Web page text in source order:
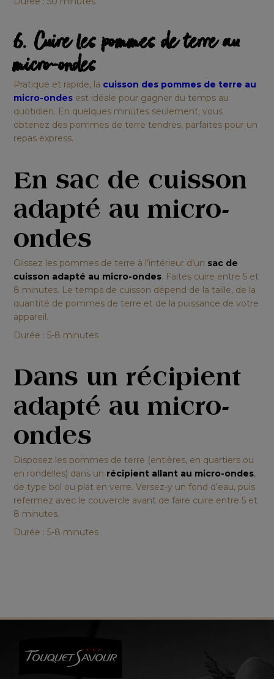
6. Cuire les pommes de terre au
micro-ondes
Pratique et rapide, la cuisson des pommes de terre au
micro-ondes est idéale pour gagner du temps au
quotidien. En quelques minutes seulement, vous
obtenez des pommes de terre tendres, parfaites pour un
repas express.
En sac de cuisson
adapté au micro-
ondes
Glissez les pommes de terre à l’intérieur d’un sac de
cuisson adapté au micro-ondes. Faites cuire entre 5 et
8 minutes. Le temps de cuisson dépend de la taille, de la
quantité de pommes de terre et de la puissance de votre
appareil.
Durée : 5-8 minutes
Dans un récipient
adapté au micro-
ondes
Disposez les pommes de terre (entières, en quartiers ou
en rondelles) dans un récipient allant au micro-ondes,
de type bol ou plat en verre. Versez-y un fond d’eau, puis
refermez avec le couvercle avant de faire cuire entre 5 et
8 minutes.
Durée : 5-8 minutes